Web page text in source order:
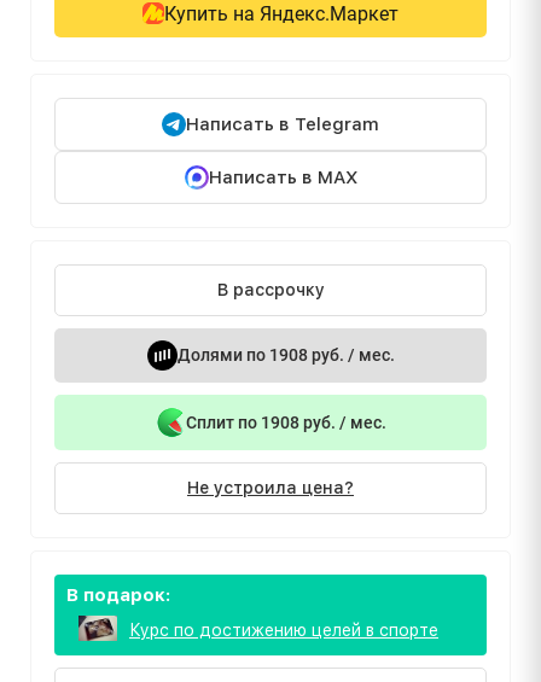
Купить на Яндекс.Маркет
Написать в Telegram
Написать в MAX
В рассрочку
Долями по 1908 руб. / мес.
Сплит по 1908 руб. / мес.
Не устроила цена?
В подарок:
Курс по достижению целей в спорте